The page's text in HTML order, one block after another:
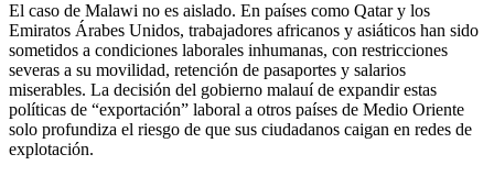
El caso de Malawi no es aislado. En países como Qatar y los
Emiratos Árabes Unidos, trabajadores africanos y asiáticos han sido
sometidos a condiciones laborales inhumanas, con restricciones
severas a su movilidad, retención de pasaportes y salarios
miserables. La decisión del gobierno malauí de expandir estas
políticas de “exportación” laboral a otros países de Medio Oriente
solo profundiza el riesgo de que sus ciudadanos caigan en redes de
explotación.